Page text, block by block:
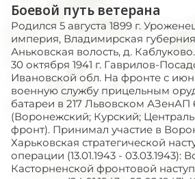
Боевой путь ветерана
Родился 5 августа 1899 г.
империя, Владимирская
Аньковская волость, д.
30 октября 1941 г. Гаврилов-
Ивановской обл. На фронте с
военную службу прицельным
батареи в 217 Львовском АЗенАП
(Воронежский; Курский;
фронт). Принимал участие в
Харьковская стратегической
операции (13.01.1943 - 03.03.1943):
Касторненской фронтовой